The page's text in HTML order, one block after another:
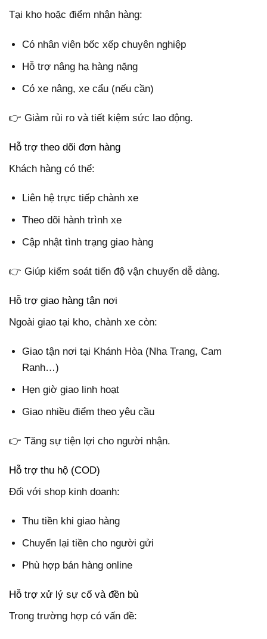
Tại kho hoặc điểm nhận hàng:
Có nhân viên bốc xếp chuyên nghiệp
Hỗ trợ nâng hạ hàng nặng
Có xe nâng, xe cẩu (nếu cần)
👉 Giảm rủi ro và tiết kiệm sức lao động.
Hỗ trợ theo dõi đơn hàng
Khách hàng có thể:
Liên hệ trực tiếp chành xe
Theo dõi hành trình xe
Cập nhật tình trạng giao hàng
👉 Giúp kiểm soát tiến độ vận chuyển dễ dàng.
Hỗ trợ giao hàng tận nơi
Ngoài giao tại kho, chành xe còn:
Giao tận nơi tại Khánh Hòa (Nha Trang, Cam
Ranh…)
Hẹn giờ giao linh hoạt
Giao nhiều điểm theo yêu cầu
👉 Tăng sự tiện lợi cho người nhận.
Hỗ trợ thu hộ (COD)
Đối với shop kinh doanh:
Thu tiền khi giao hàng
Chuyển lại tiền cho người gửi
Phù hợp bán hàng online
Hỗ trợ xử lý sự cố và đền bù
Trong trường hợp có vấn đề: